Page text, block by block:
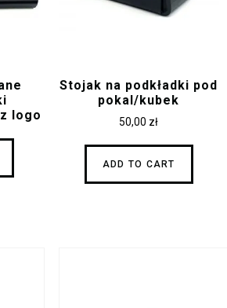
logo
Stojak na podkładki pod
pokal/kubek
50,00 zł
ADD TO CART